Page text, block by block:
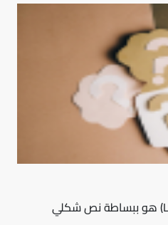
لوريم إيبسوم(Lorem Ipsum) هو ببساطة نص شكلي